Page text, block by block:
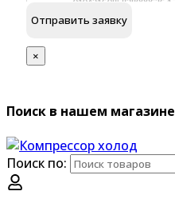
×
Поиск в нашем магазине
Поиск по: